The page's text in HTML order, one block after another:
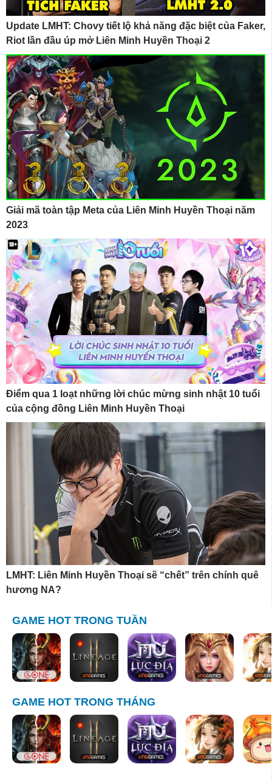
Update LMHT: Chovy tiết lộ khả năng đặc biệt của Faker,
Riot lần đầu úp mở Liên Minh Huyền Thoại 2
Giải mã toàn tập Meta của Liên Minh Huyền Thoại năm
2023
Điểm qua 1 loạt những lời chúc mừng sinh nhật 10 tuổi
của cộng đồng Liên Minh Huyền Thoại
LMHT: Liên Minh Huyền Thoại sẽ “chết” trên chính quê
hương NA?
GAME HOT TRONG TUẦN
GAME HOT TRONG THÁNG